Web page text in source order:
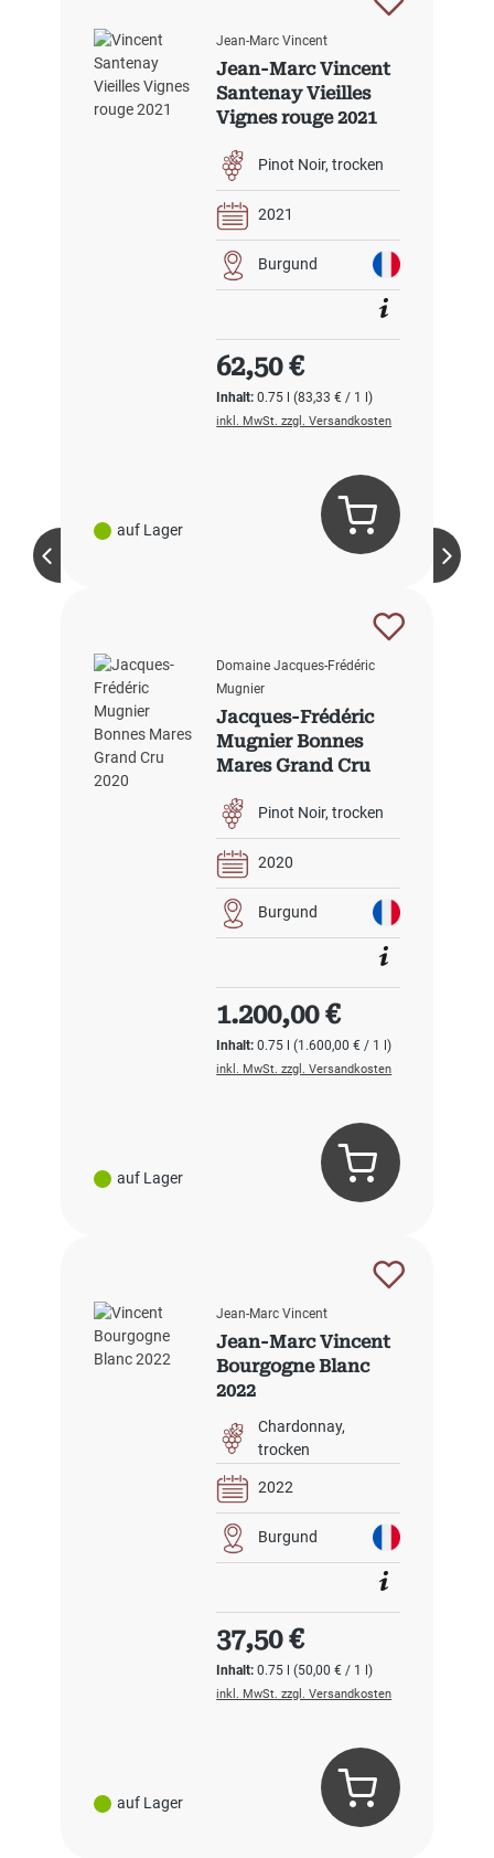
auf Lager
Jean-Marc Vincent
Jean-Marc Vincent
Santenay Vieilles
Vignes rouge 2021
Pinot Noir trocken
2021
Burgund
Inhalt:0.75 l(83,33 € / 1 l)
Regulärer Preis:
62,50 €
inkl. MwSt. zzgl. Versandkosten
auf Lager
Domaine Jacques-Frédéric
Mugnier
Jacques-Frédéric
Mugnier Bonnes
Mares Grand Cru
Pinot Noir trocken
2020
Burgund
Inhalt:0.75 l(1.600,00 € / 1 l)
Regulärer Preis:
1.200,00 €
inkl. MwSt. zzgl. Versandkosten
auf Lager
Jean-Marc Vincent
Jean-Marc Vincent
Bourgogne Blanc
2022
Chardonnay
trocken
2022
Burgund
Inhalt:0.75 l(50,00 € / 1 l)
Regulärer Preis:
37,50 €
inkl. MwSt. zzgl. Versandkosten